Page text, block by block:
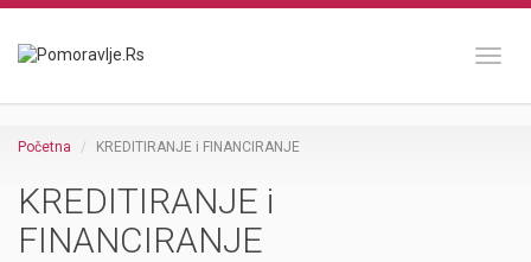
Početna KREDITIRANJE i FINANCIRANJE
KREDITIRANJE i
FINANCIRANJE